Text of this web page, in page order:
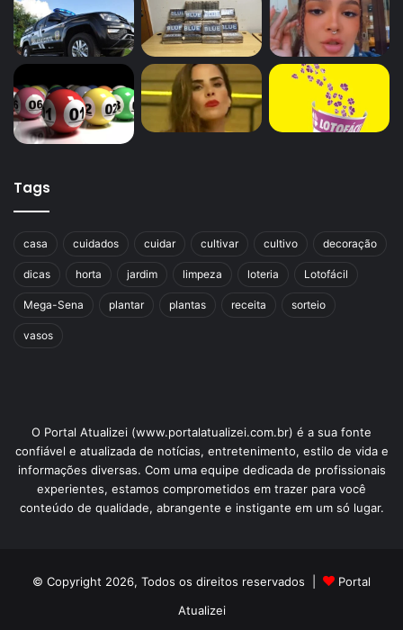
Tags
casa cuidados cuidar cultivar cultivo decoração
dicas horta jardim limpeza loteria Lotofácil
Mega-Sena plantar plantas receita sorteio
vasos
O Portal Atualizei (www.portalatualizei.com.br) é a sua fonte
confiável e atualizada de notícias, entretenimento, estilo de vida e
informações diversas. Com uma equipe dedicada de profissionais
experientes, estamos comprometidos em trazer para você
conteúdo de qualidade, abrangente e instigante em um só lugar.
© Copyright 2026, Todos os direitos reservados |
Portal
Atualizei